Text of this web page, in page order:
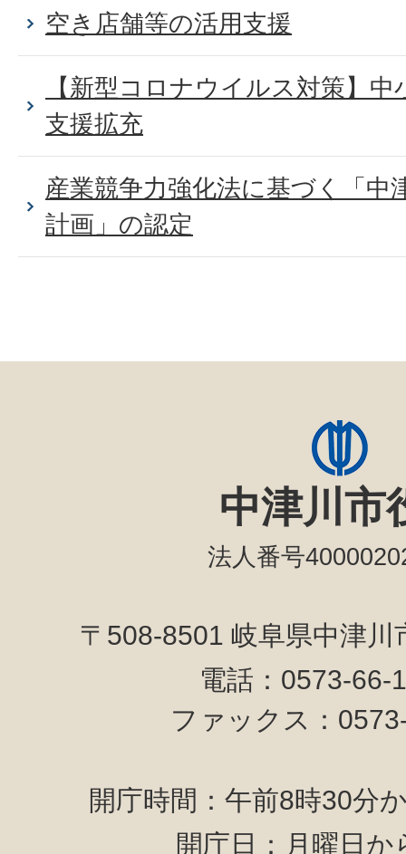
空き店舗等の活用支援
【新型コロナウイルス対策】
支援拡充
産業競争力強化法に基づく「中
計画」の認定
中津川市
法人番号
〒508-8501 岐阜県中津
電話：0573-
ファックス：
開庁時間：午前8時30分
開庁日：月曜日か